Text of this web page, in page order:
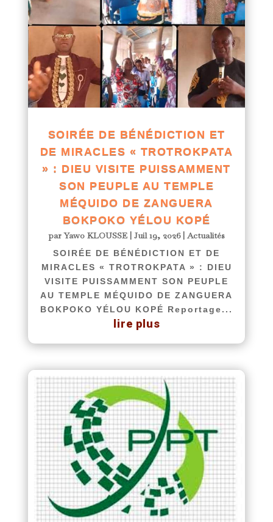
SOIRÉE DE BÉNÉDICTION ET
DE MIRACLES « TROTROKPATA
» : DIEU VISITE PUISSAMMENT
SON PEUPLE AU TEMPLE
MÉQUIDO DE ZANGUERA
BOKPOKO YÉLOU KOPÉ
parYawo KLOUSSE| Juil 19, 2026|Actualités
SOIRÉE DE BÉNÉDICTION ET DE
MIRACLES « TROTROKPATA » : DIEU
VISITE PUISSAMMENT SON PEUPLE
AU TEMPLE MÉQUIDO DE ZANGUERA
BOKPOKO YÉLOU KOPÉ Reportage...
lire plus